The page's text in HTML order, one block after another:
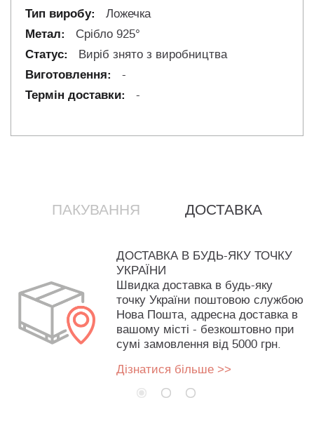
Ложечка
Срібло 925°
Виріб знято з виробництва
-
-
ПАКУВАННЯ ДОСТАВКА
ДОСТАВКА В БУДЬ-ЯКУ ТОЧКУ
УКРАЇНИ
Швидка доставка в будь-яку
точку України поштовою службою
Нова Пошта, адресна доставка в
вашому місті - безкоштовно при
сумі замовлення від 5000 грн.
Дізнатися більше >>